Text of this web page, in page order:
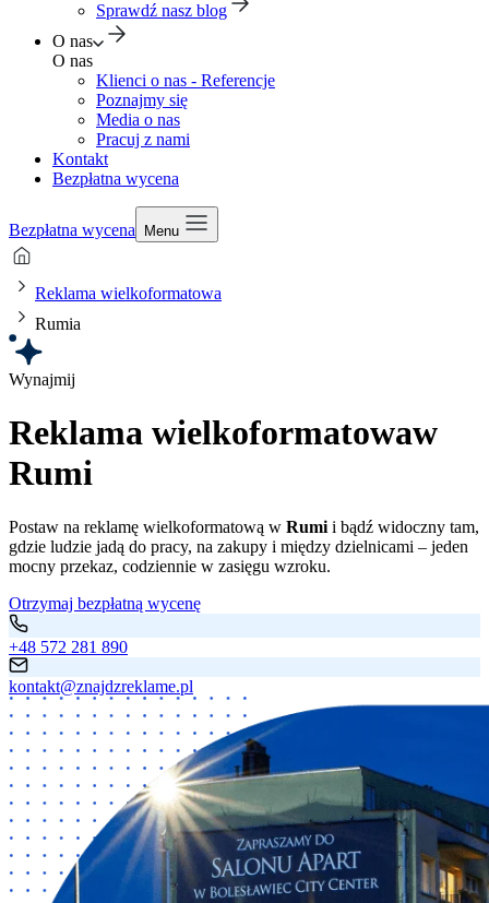
Sprawdź nasz blog
O nas
O nas
Klienci o nas - Referencje
Poznajmy się
Media o nas
Pracuj z nami
Kontakt
Bezpłatna wycena
Bezpłatna wycena Menu
Reklama wielkoformatowa
Rumia
Wynajmij
Reklama wielkoformatowaw
Rumi
Postaw na reklamę wielkoformatową w Rumi i bądź widoczny tam,
gdzie ludzie jadą do pracy, na zakupy i między dzielnicami – jeden
mocny przekaz, codziennie w zasięgu wzroku.
Otrzymaj bezpłatną wycenę
+48 572 281 890
kontakt@znajdzreklame.pl